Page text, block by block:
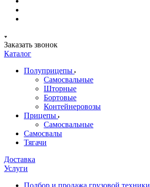
Заказать звонок
Каталог
Полуприцепы
Самосвальные
Шторные
Бортовые
Контейнеровозы
Прицепы
Самосвальные
Самосвалы
Тягачи
Доставка
Услуги
Подбор и продажа грузовой техники